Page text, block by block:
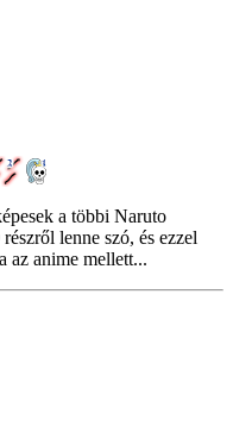
a többi Naruto
lenne szó, és ezzel
az anime mellett...